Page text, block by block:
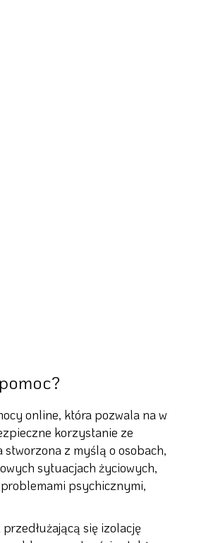
online, która pozwala na w
korzystanie ze
z myślą o osobach,
sytuacjach życiowych,
psychicznymi,
się izolację